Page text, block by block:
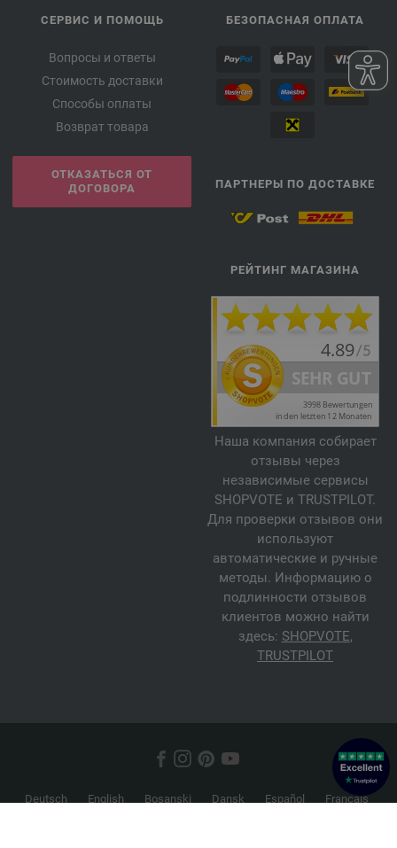
СЕРВИС И ПОМОЩЬ
Вопросы и ответы
Стоимость доставки
Способы оплаты
Возврат товара
ОТКАЗАТЬСЯ ОТ
ДОГОВОРА
БЕЗОПАСНАЯ ОПЛАТА
ПАРТНЕРЫ ПО ДОСТАВКЕ
РЕЙТИНГ МАГАЗИНА
Наша компания собирает
отзывы через
независимые сервисы
SHOPVOTE и TRUSTPILOT.
Для проверки отзывов они
используют
автоматические и ручные
методы. Информацию о
подлинности отзывов
клиентов можно найти
здесь: SHOPVOTE,
TRUSTPILOT
Deutsch English Bosanski Dansk Español
Français